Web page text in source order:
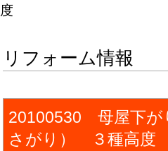
度
リフォーム情報
20100530 母屋下が
さがり） ３種高度